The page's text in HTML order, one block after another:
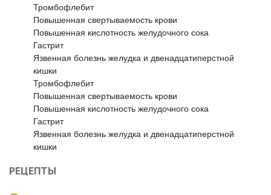
Тромбофлебит
Повышенная свертываемость крови
Повышенная кислотность желудочного сока
Гастрит
Язвенная болезнь желудка и двенадцатиперстной
кишки
Тромбофлебит
Повышенная свертываемость крови
Повышенная кислотность желудочного сока
Гастрит
Язвенная болезнь желудка и двенадцатиперстной
кишки
РЕЦЕПТЫ